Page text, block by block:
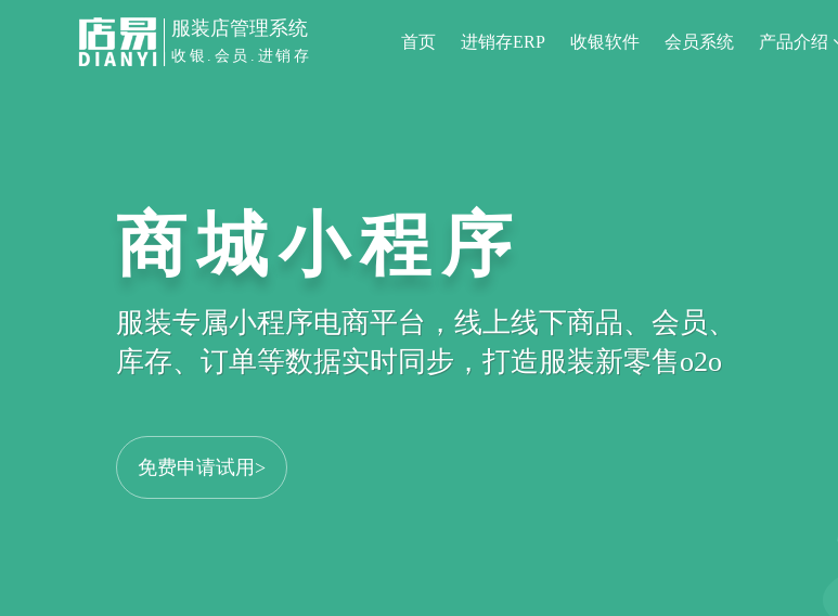
服装店管理系统
收银.会员.进销存
首页 进销存ERP 收银软件 会员系统 产品介绍
商城小程序
服装专属小程序电商平台，线上线下商品、会员、
库存、订单等数据实时同步，打造服装新零售o2o
免费申请试用>